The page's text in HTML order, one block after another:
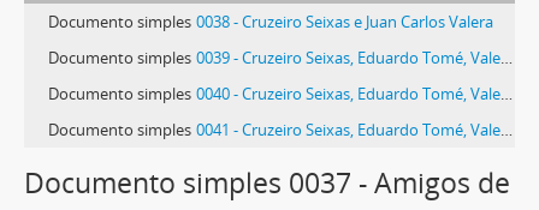
Documento simples 0038 - Cruzeiro Seixas e Juan Carlos Valera
Documento simples 0039 - Cruzeiro Seixas, Eduardo Tomé, Valera e amigos de Madrid
Documento simples 0040 - Cruzeiro Seixas, Eduardo Tomé, Valera e amigos de Madrid
Documento simples 0041 - Cruzeiro Seixas, Eduardo Tomé, Valera e amigos de Madrid
Documento simples 0037 - Amigos de